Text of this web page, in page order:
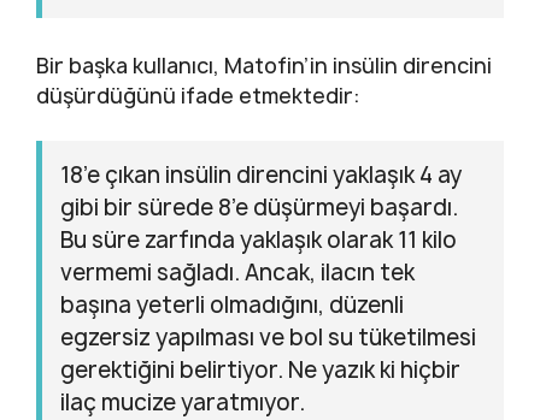
Bir başka kullanıcı, Matofin’in insülin direncini
düşürdüğünü ifade etmektedir:
18’e çıkan insülin direncini yaklaşık 4 ay
gibi bir sürede 8’e düşürmeyi başardı.
Bu süre zarfında yaklaşık olarak 11 kilo
vermemi sağladı. Ancak, ilacın tek
başına yeterli olmadığını, düzenli
egzersiz yapılması ve bol su tüketilmesi
gerektiğini belirtiyor. Ne yazık ki hiçbir
ilaç mucize yaratmıyor.